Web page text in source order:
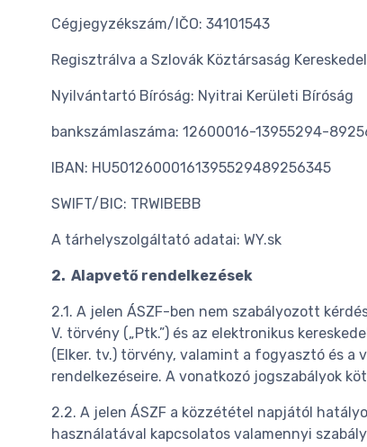
Cégjegyzékszám/IČO: 34101543
Regisztrálva a Szlovák Köztársaság
Nyilvántartó Bíróság: Nyitrai Kerületi Bíróság
bankszámlaszáma: 12600016-13955294-
IBAN: HU50126000161395529489256345
SWIFT/BIC: TRWIBEBB
A tárhelyszolgáltató adatai: WY.sk
2. Alapvető rendelkezések
2.1. A jelen ÁSZF-ben nem szabályozott
V. törvény („Ptk.”) és az elektronikus
(Elker. tv.) törvény, valamint a fogyasztó és a
rendelkezéseire. A vonatkozó jogszabályok
2.2. A jelen ÁSZF a közzététel napjától
használatával kapcsolatos valamennyi